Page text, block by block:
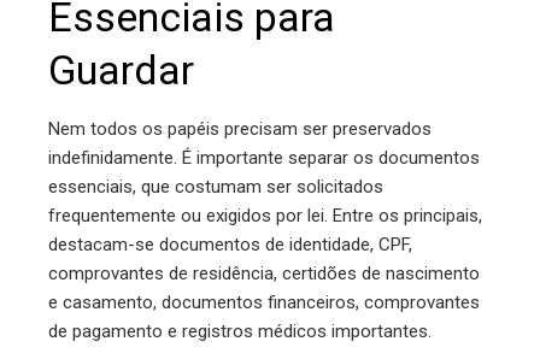
Essenciais para
Guardar
Nem todos os papéis precisam ser preservados
indefinidamente. É importante separar os documentos
essenciais, que costumam ser solicitados
frequentemente ou exigidos por lei. Entre os principais,
destacam-se documentos de identidade, CPF,
comprovantes de residência, certidões de nascimento
e casamento, documentos financeiros, comprovantes
de pagamento e registros médicos importantes.